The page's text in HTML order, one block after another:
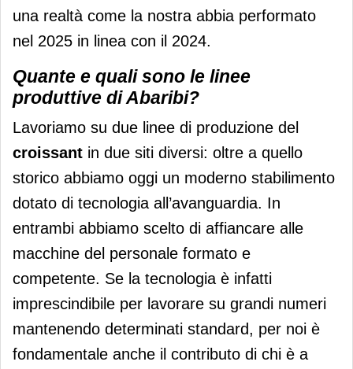
una realtà come la nostra abbia performato
nel 2025 in linea con il 2024.
Quante e quali sono le linee
produttive di Abaribi?
Lavoriamo su due linee di produzione del
croissant in due siti diversi: oltre a quello
storico abbiamo oggi un moderno stabilimento
dotato di tecnologia all’avanguardia. In
entrambi abbiamo scelto di affiancare alle
macchine del personale formato e
competente. Se la tecnologia è infatti
imprescindibile per lavorare su grandi numeri
mantenendo determinati standard, per noi è
fondamentale anche il contributo di chi è a